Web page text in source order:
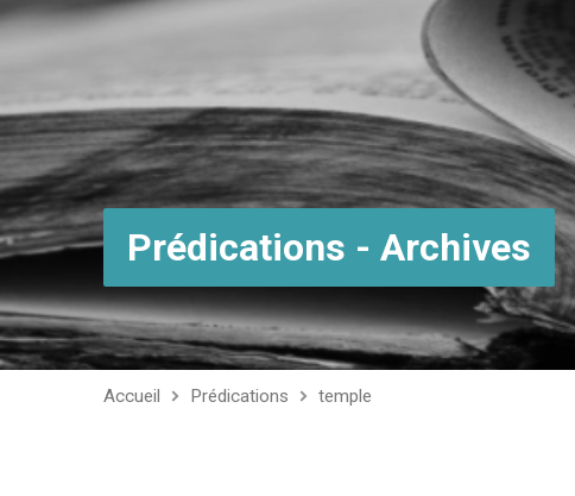
Prédications - Archives
Accueil Prédications temple